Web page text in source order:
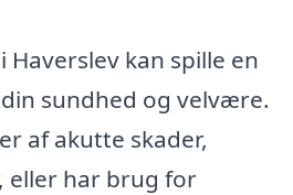
Haverslev kan spille en
sundhed og velvære.
af akutte skader,
eller har brug for